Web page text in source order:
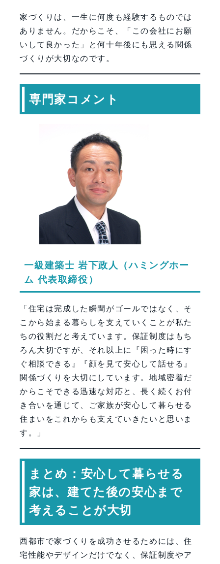
家づくりは、一生に何度も経験するものでは
ありません。だからこそ、「この会社にお願
いして良かった」と何十年後にも思える関係
づくりが大切なのです。
専門家コメント
一級建築士 岩下政人（ハミングホー
ム 代表取締役）
「住宅は完成した瞬間がゴールではなく、そ
こから始まる暮らしを支えていくことが私た
ちの役割だと考えています。保証制度はもち
ろん大切ですが、それ以上に『困った時にす
ぐ相談できる』『顔を見て安心して話せる』
関係づくりを大切にしています。地域密着だ
からこそできる迅速な対応と、長く続くお付
き合いを通じて、ご家族が安心して暮らせる
住まいをこれからも支えていきたいと思いま
す。」
まとめ：安心して暮らせる
家は、建てた後の安心まで
考えることが大切
西都市で家づくりを成功させるためには、住
宅性能やデザインだけでなく、保証制度やア